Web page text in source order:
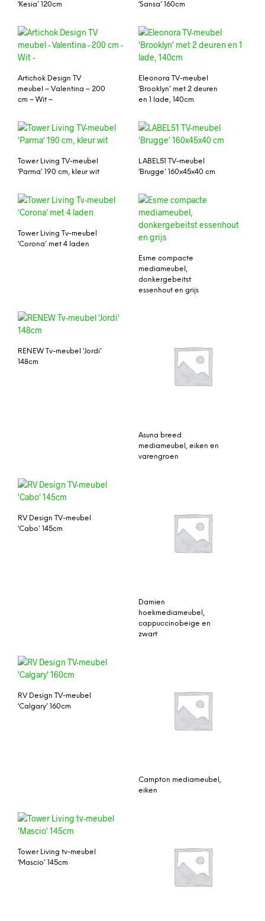
‘Kesia’ 120cm ‘Sansa’ 160cm
Artichok Design TV
meubel – Valentina – 200
cm – Wit –
Eleonora TV-meubel
‘Brooklyn’ met 2 deuren
en 1 lade, 140cm
Tower Living TV-meubel
‘Parma’ 190 cm, kleur wit
LABEL51 TV-meubel
‘Brugge’ 160x45x40 cm
Tower Living Tv-meubel
‘Corona’ met 4 laden
Esme compacte
mediameubel,
donkergebeitst
essenhout en grijs
RENEW Tv-meubel ‘Jordi’
148cm
Asuna breed
mediameubel, eiken en
varengroen
RV Design TV-meubel
‘Cabo’ 145cm
Damien
hoekmediameubel,
cappuccinobeige en
zwart
RV Design TV-meubel
‘Calgary’ 160cm
Campton mediameubel,
eiken
Tower Living tv-meubel
‘Mascio’ 145cm